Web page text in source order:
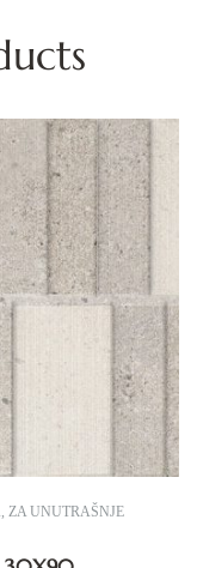
, ZA UNUTRAŠNJE